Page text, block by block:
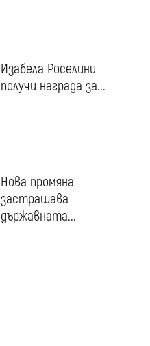
Изабела Роселини
получи награда за...
Нова промяна
застрашава
държавната...